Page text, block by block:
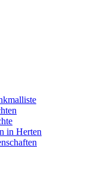
in Herten